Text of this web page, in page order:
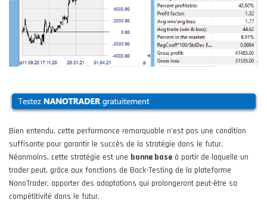
Bien entendu, cette performance remarquable n’est pas une condition
suffisante pour garantir le succès de la stratégie dans le futur.
Néanmoins, cette stratégie est une bonne base à partir de laquelle un
trader peut, grâce aux fonctions de Back-Testing de la plateforme
NanoTrader, apporter des adaptations qui prolongeront peut-être sa
compétitivité dans le futur.